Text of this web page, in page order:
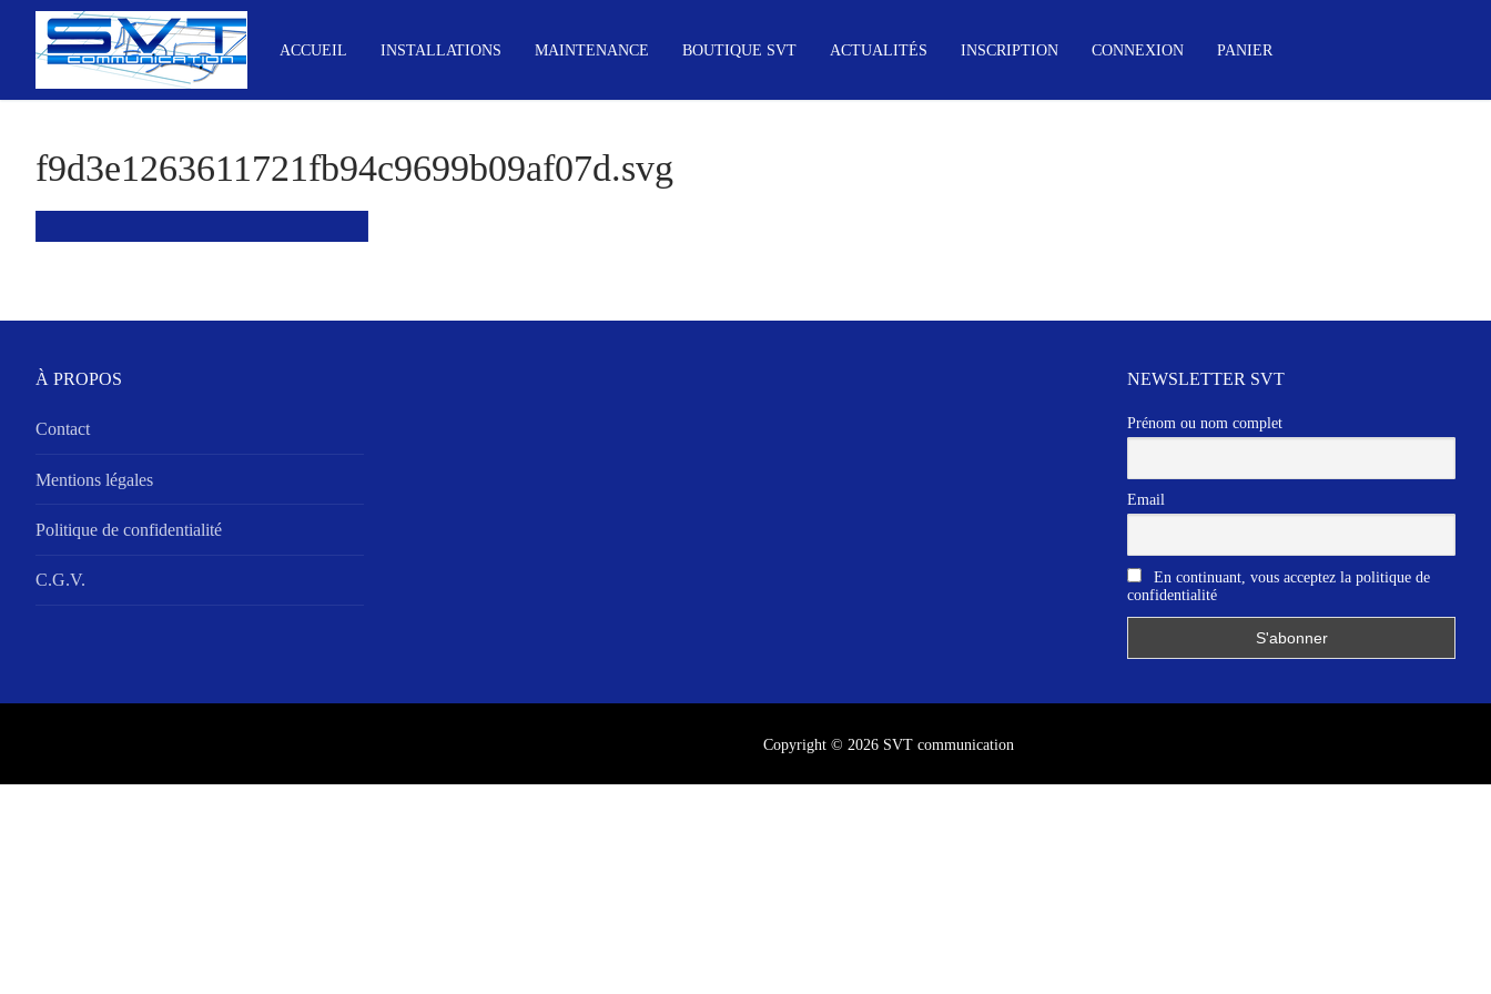
contenu
ACCUEIL INSTALLATIONS MAINTENANCE BOUTIQUE SVT ACTUALITÉS INSCRIPTION CONNEXION PANIER
f9d3e1263611721fb94c9699b09af07d.svg
À PROPOS
Contact
Mentions légales
Politique de confidentialité
C.G.V.
NEWSLETTER SVT
Prénom ou nom complet
Email
En continuant, vous acceptez la politique de
confidentialité
Copyright © 2026 SVT communication